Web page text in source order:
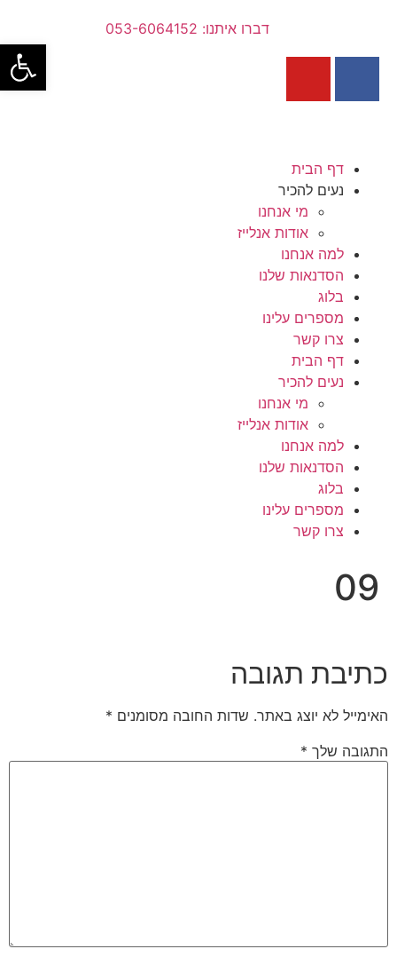
דברו איתנו: 053-6064152
דף הבית
נעים להכיר
מי אנחנו
אודות אנלייז
למה אנחנו
הסדנאות שלנו
בלוג
מספרים עלינו
צרו קשר
דף הבית
נעים להכיר
מי אנחנו
אודות אנלייז
למה אנחנו
הסדנאות שלנו
בלוג
מספרים עלינו
צרו קשר
09
כתיבת תגובה
האימייל לא יוצג באתר. שדות החובה מסומנים *
התגובה שלך *
פתח